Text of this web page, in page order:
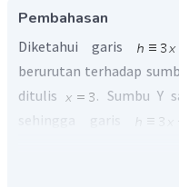
Pembahasan
Diketahui garis
berurutan terhadap
ditulis
. Sumbu Y
sehingga garis